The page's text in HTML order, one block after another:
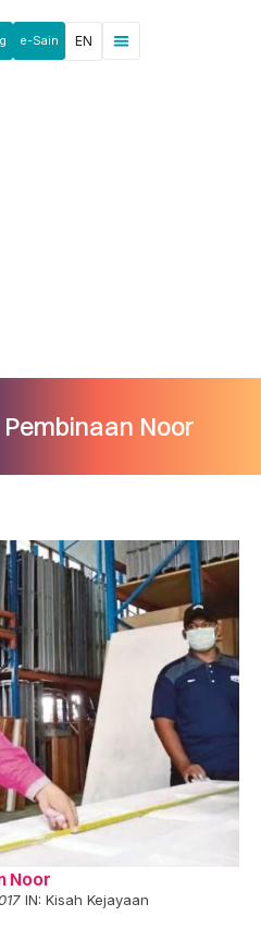
e-Sain EN
Noor
Noor
IN: Kisah Kejayaan